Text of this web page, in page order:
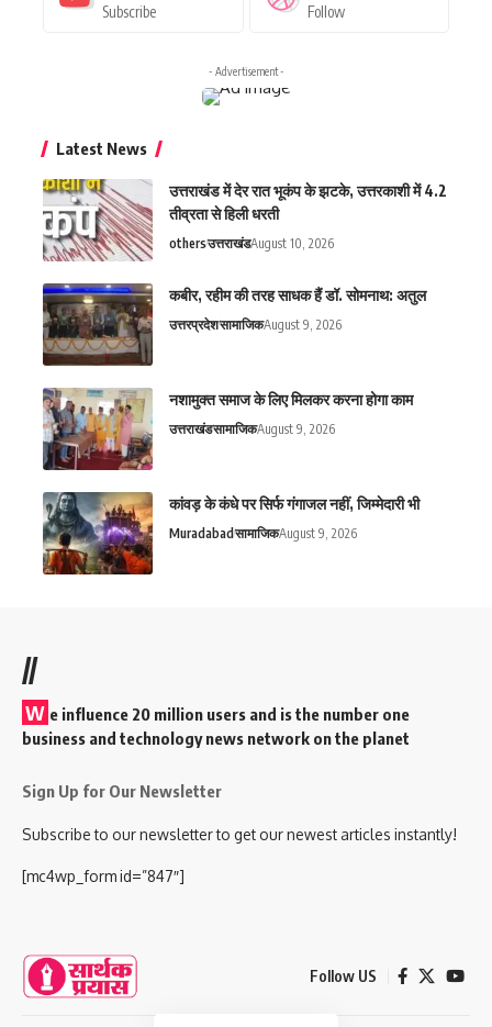
Subscribe Follow
- Advertisement -
Latest News
उत्तराखंड में देर रात भूकंप के झटके, उत्तरकाशी में 4.2
तीव्रता से हिली धरती
othersउत्तराखंडAugust 10, 2026
कबीर, रहीम की तरह साधक हैं डॉ. सोमनाथ: अतुल
उत्तरप्रदेशसामाजिकAugust 9, 2026
नशामुक्त समाज के लिए मिलकर करना होगा काम
उत्तराखंडसामाजिकAugust 9, 2026
कांवड़ के कंधे पर सिर्फ गंगाजल नहीं, जिम्मेदारी भी
MuradabadसामाजिकAugust 9, 2026
//
W e influence 20 million users and is the number one
business and technology news network on the planet
Sign Up for Our Newsletter
Subscribe to our newsletter to get our newest articles instantly!
[mc4wp_form id=”847″]
Follow US